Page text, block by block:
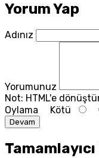
Yorum Yap
Adınız
Yorumunuz
Not: HTML'e
Oylama Kötü
Devam